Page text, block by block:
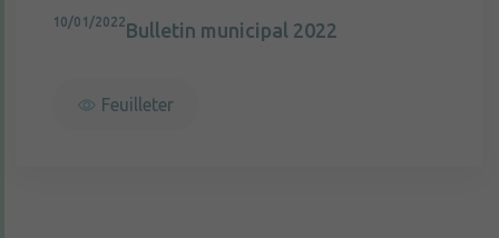
10/01/2022Bulletin municipal 2022
Feuilleter